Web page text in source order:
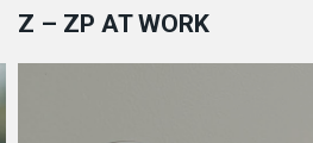
Z – ZP AT WORK